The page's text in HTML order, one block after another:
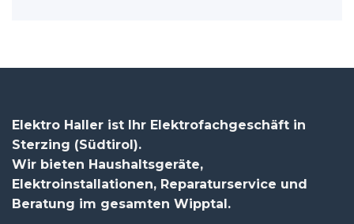
Elektro Haller ist Ihr Elektrofachgeschäft in
Sterzing (Südtirol).
Wir bieten Haushaltsgeräte,
Elektroinstallationen, Reparaturservice und
Beratung im gesamten Wipptal.